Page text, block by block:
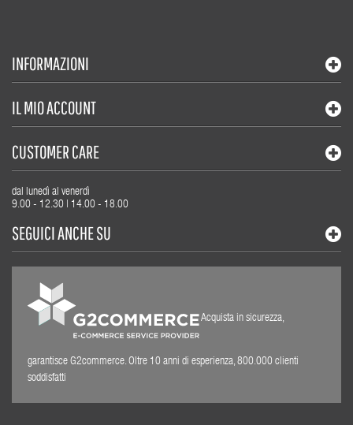
INFORMAZIONI
IL MIO ACCOUNT
CUSTOMER CARE
dal lunedì al venerdì
9.00 - 12.30 | 14.00 - 18.00
SEGUICI ANCHE SU
Acquista in sicurezza,
garantisce G2commerce. Oltre 10 anni di esperienza, 800.000 clienti
soddisfatti